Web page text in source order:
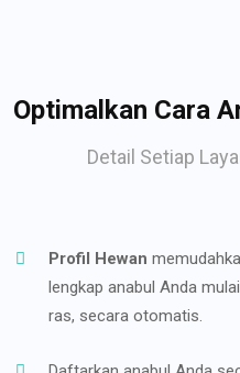
Optimalkan Cara
Detail Setiap
Profil Hewan
lengkap anabul Anda
ras, secara otomatis.